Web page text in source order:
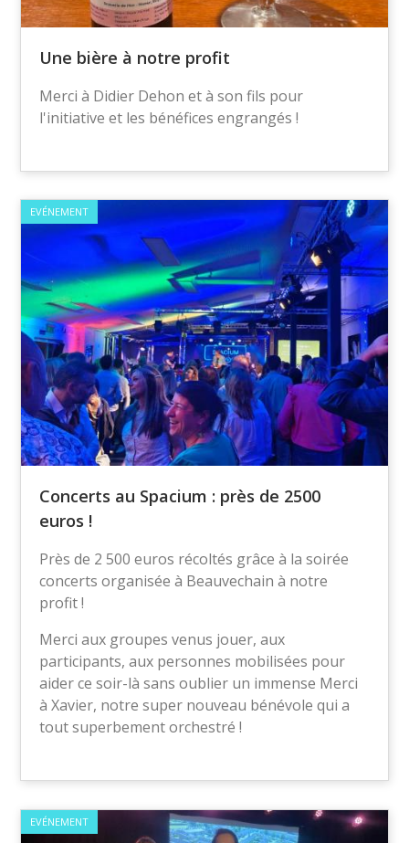
Une bière à notre profit
Merci à Didier Dehon et à son fils pour
l'initiative et les bénéfices engrangés !
EVÉNEMENT
Concerts au Spacium : près de 2500
euros !
Près de 2 500 euros récoltés grâce à la soirée
concerts organisée à Beauvechain à notre
profit !
Merci aux groupes venus jouer, aux
participants, aux personnes mobilisées pour
aider ce soir-là sans oublier un immense Merci
à Xavier, notre super nouveau bénévole qui a
tout superbement orchestré !
EVÉNEMENT